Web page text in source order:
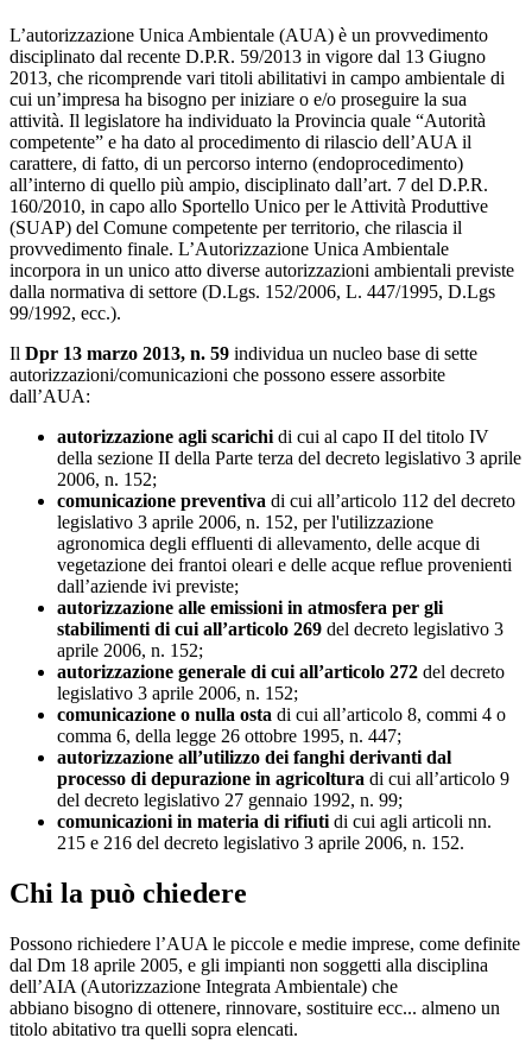
L’autorizzazione Unica Ambientale (AUA) è un provvedimento
disciplinato dal recente D.P.R. 59/2013 in vigore dal 13 Giugno
2013, che ricomprende vari titoli abilitativi in campo ambientale di
cui un’impresa ha bisogno per iniziare o e/o proseguire la sua
attività. Il legislatore ha individuato la Provincia quale “Autorità
competente” e ha dato al procedimento di rilascio dell’AUA il
carattere, di fatto, di un percorso interno (endoprocedimento)
all’interno di quello più ampio, disciplinato dall’art. 7 del D.P.R.
160/2010, in capo allo Sportello Unico per le Attività Produttive
(SUAP) del Comune competente per territorio, che rilascia il
provvedimento finale. L’Autorizzazione Unica Ambientale
incorpora in un unico atto diverse autorizzazioni ambientali previste
dalla normativa di settore (D.Lgs. 152/2006, L. 447/1995, D.Lgs
99/1992, ecc.).
Il Dpr 13 marzo 2013, n. 59 individua un nucleo base di sette
autorizzazioni/comunicazioni che possono essere assorbite
dall’AUA:
autorizzazione agli scarichi di cui al capo II del titolo IV
della sezione II della Parte terza del decreto legislativo 3 aprile
2006, n. 152;
comunicazione preventiva di cui all’articolo 112 del decreto
legislativo 3 aprile 2006, n. 152, per l'utilizzazione
agronomica degli effluenti di allevamento, delle acque di
vegetazione dei frantoi oleari e delle acque reflue provenienti
dall’aziende ivi previste;
autorizzazione alle emissioni in atmosfera per gli
stabilimenti di cui all’articolo 269 del decreto legislativo 3
aprile 2006, n. 152;
autorizzazione generale di cui all’articolo 272 del decreto
legislativo 3 aprile 2006, n. 152;
comunicazione o nulla osta di cui all’articolo 8, commi 4 o
comma 6, della legge 26 ottobre 1995, n. 447;
autorizzazione all’utilizzo dei fanghi derivanti dal
processo di depurazione in agricoltura di cui all’articolo 9
del decreto legislativo 27 gennaio 1992, n. 99;
comunicazioni in materia di rifiuti di cui agli articoli nn.
215 e 216 del decreto legislativo 3 aprile 2006, n. 152.
Chi la può chiedere
Possono richiedere l’AUA le piccole e medie imprese, come definite
dal Dm 18 aprile 2005, e gli impianti non soggetti alla disciplina
dell’AIA (Autorizzazione Integrata Ambientale) che
abbiano bisogno di ottenere, rinnovare, sostituire ecc... almeno un
titolo abitativo tra quelli sopra elencati.